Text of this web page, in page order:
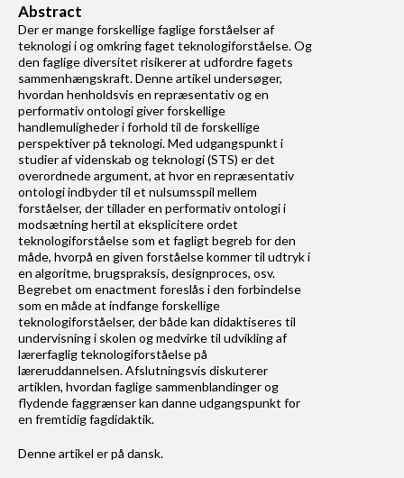
Modtag Learning Tech
Om Learning Tech
Redaktionen
Historien bag Learning Tech
Læremiddeldidaktik
Abstract
Der er mange forskellige faglige forståelser af
teknologi i og omkring faget teknologiforståelse. Og
den faglige diversitet risikerer at udfordre fagets
sammenhængskraft. Denne artikel undersøger,
hvordan henholdsvis en repræsentativ og en
performativ ontologi giver forskellige
handlemuligheder i forhold til de forskellige
perspektiver på teknologi. Med udgangspunkt i
studier af videnskab og teknologi (STS) er det
overordnede argument, at hvor en repræsentativ
ontologi indbyder til et nulsumsspil mellem
forståelser, der tillader en performativ ontologi i
modsætning hertil at eksplicitere ordet
teknologiforståelse som et fagligt begreb for den
måde, hvorpå en given forståelse kommer til udtryk i
en algoritme, brugspraksis, designproces, osv.
Begrebet om enactment foreslås i den forbindelse
som en måde at indfange forskellige
teknologiforståelser, der både kan didaktiseres til
undervisning i skolen og medvirke til udvikling af
lærerfaglig teknologiforståelse på
læreruddannelsen. Afslutningsvis diskuterer
artiklen, hvordan faglige sammenblandinger og
flydende faggrænser kan danne udgangspunkt for
en fremtidig fagdidaktik.
Denne artikel er på dansk.